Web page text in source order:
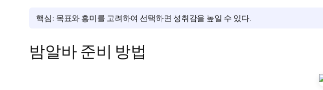
핵심: 목표와 흥미를 고려하여 선택하면 성취감을 높일 수 있다.
밤알바 준비 방법